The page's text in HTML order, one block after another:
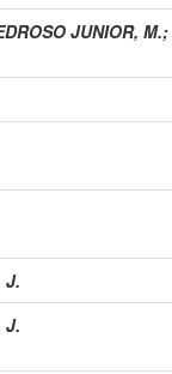
JUNIOR, M.;
J.
J.